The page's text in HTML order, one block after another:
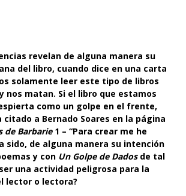
revelan de alguna manera su
del libro, cuando dice en una carta
solamente leer este tipo de libros
nos matan. Si el libro que estamos
como un golpe en el frente,
citado a Bernado Soares en la página
de Barbarie1 – “Para crear me he
sido, de alguna manera su intención
y con Un Golpe de Dadosde tal
una actividad peligrosa para la
lector o lectora?